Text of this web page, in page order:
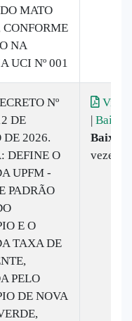
MATO
CONFORME
NA
UCI Nº 001
Nº
DE
DE 2026.
DEFINE O
UPFM -
PADRÃO
E O
TAXA DE
PELO
DE NOVA
| Baixar
vezes